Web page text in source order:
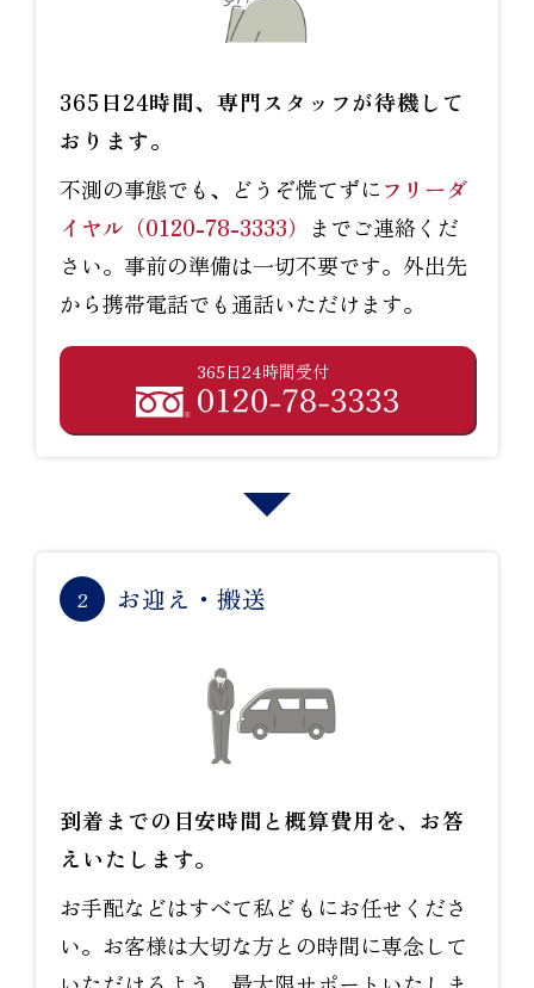
365日24時間、専門スタッフが待機して
おります。
不測の事態でも、どうぞ慌てずにフリーダ
イヤル（0120-78-3333）
までご連絡くだ
さい。事前の準備は一切不要です。外出先
から携帯電話でも通話いただけます。
365日24時間受付
2 お迎え・搬送
到着までの目安時間と概算費用を、お答
えいたします。
お手配などはすべて私どもにお任せくださ
い。お客様は大切な方との時間に専念して